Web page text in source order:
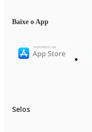
Baixe o App
Selos